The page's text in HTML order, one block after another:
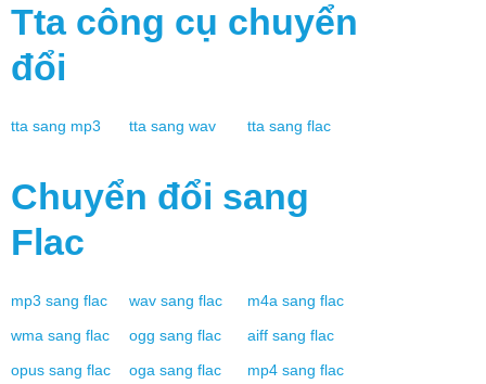
Tta công cụ chuyển
đổi
tta sang mp3 tta sang wav tta sang flac
Chuyển đổi sang
Flac
mp3 sang flac wav sang flac m4a sang flac
wma sang flac ogg sang flac aiff sang flac
opus sang flac oga sang flac mp4 sang flac